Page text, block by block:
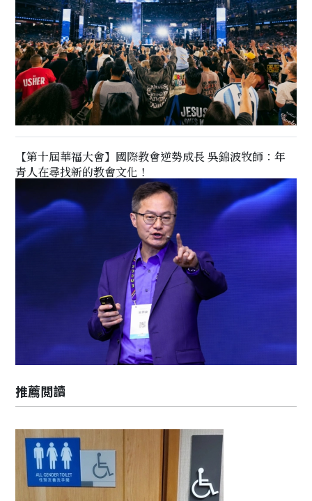
【第十屆華福大會】國際教會逆勢成長 吳錦波牧師：年
青人在尋找新的教會文化！
推薦閲讀